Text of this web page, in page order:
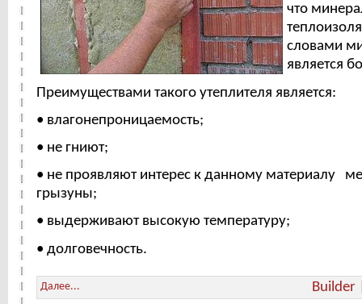
что
словами
является
Преимуществами такого утеплителя является:
• влагонепроницаемость;
• не гниют;
• не проявляют интерес к данному материалу
грызуны;
• выдерживают высокую температуру;
• долговечность.
Далее... Builder